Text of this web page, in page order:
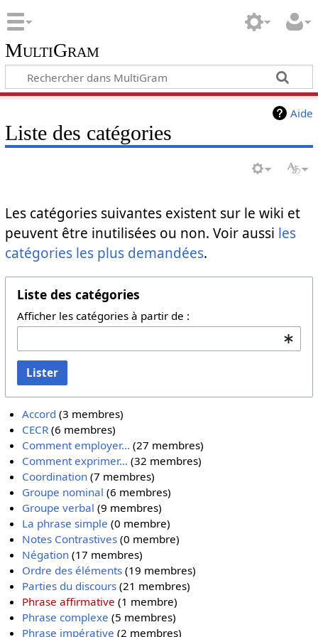
MultiGram
Aide
Liste des catégories
Les catégories suivantes existent sur le wiki et
peuvent être inutilisées ou non. Voir aussi les
catégories les plus demandées.
Liste des catégories
Afficher les catégories à partir de :
Lister
Accord ‏‎ (3 membres)
CECR ‏‎ (6 membres)
Comment employer... ‏‎ (27 membres)
Comment exprimer... ‏‎ (32 membres)
Coordination ‏‎ (7 membres)
Groupe nominal ‏‎ (6 membres)
Groupe verbal ‏‎ (9 membres)
La phrase simple ‏‎ (0 membre)
Notes Contrastives ‏‎ (0 membre)
Négation ‏‎ (17 membres)
Ordre des éléments ‏‎ (19 membres)
Parties du discours ‏‎ (21 membres)
Phrase affirmative ‏‎ (1 membre)
Phrase complexe ‏‎ (5 membres)
Phrase impérative ‏‎ (2 membres)